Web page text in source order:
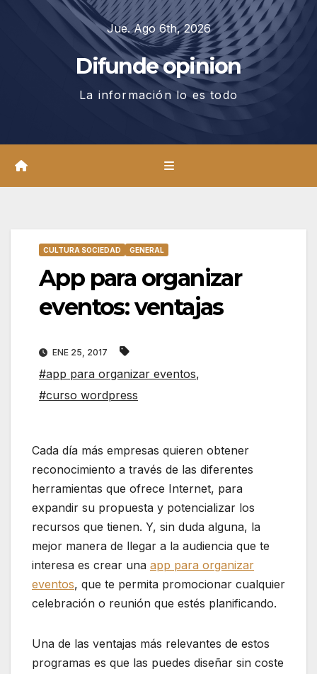
Jue. Ago 6th, 2026
Difunde opinion
La información lo es todo
CULTURA SOCIEDAD GENERAL
App para organizar
eventos: ventajas
ENE 25, 2017
#app para organizar eventos,
#curso wordpress
Cada día más empresas quieren obtener
reconocimiento a través de las diferentes
herramientas que ofrece Internet, para
expandir su propuesta y potencializar los
recursos que tienen. Y, sin duda alguna, la
mejor manera de llegar a la audiencia que te
interesa es crear una app para organizar
eventos, que te permita promocionar cualquier
celebración o reunión que estés planificando.
Una de las ventajas más relevantes de estos
programas es que las puedes diseñar sin coste